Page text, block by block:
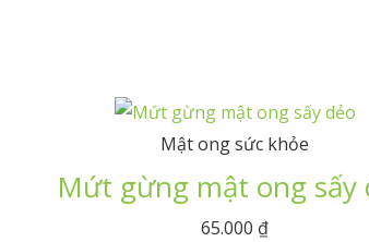
Mật ong sức khỏe
Mứt gừng mật ong sấy
65.000 ₫